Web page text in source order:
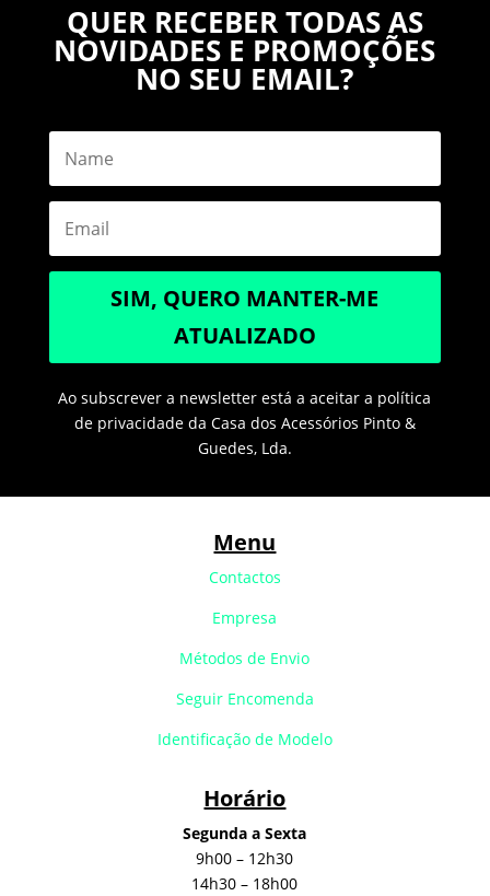
QUER RECEBER TODAS AS
NOVIDADES E PROMOÇÕES
NO SEU EMAIL?
SIM, QUERO MANTER-ME
ATUALIZADO
Ao subscrever a newsletter está a aceitar a política
de privacidade da Casa dos Acessórios Pinto &
Guedes, Lda.
Menu
Contactos
Empresa
Métodos de Envio
Seguir Encomenda
Identificação de Modelo
Horário
Segunda a Sexta
9h00 – 12h30
14h30 – 18h00